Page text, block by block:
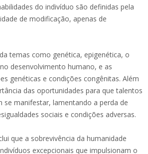
do indivíduo são definidas pela
de modificação, apenas de
temas como genética, epigenética, o
desenvolvimento humano, e as
genéticas e condições congênitas. Além
das oportunidades para que talentos
se manifestar, lamentando a perda de
sociais e condições adversas.
que a sobrevivência da humanidade
excepcionais que impulsionam o